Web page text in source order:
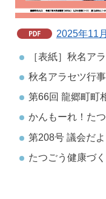
2025年11
［表紙］秋名ア
秋名アラセツ行事
第66回 龍郷町町
かんもーれ！た
第208号 議会だよ
たつごう健康づ